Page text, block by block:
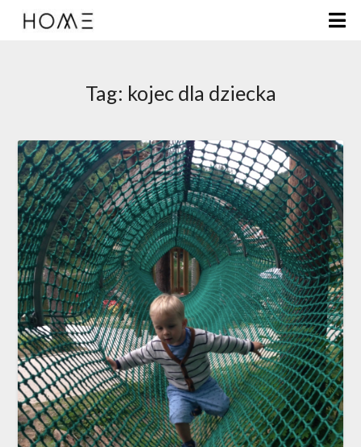
Tag: kojec dla dziecka